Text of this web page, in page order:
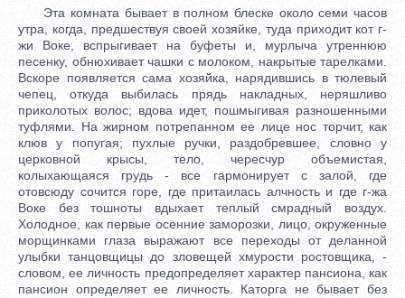
Эта комната бывает в полном блеске около семи часов
утра, когда, предшествуя своей хозяйке, туда приходит кот г-
жи Воке, вспрыгивает на буфеты и, мурлыча утреннюю
песенку, обнюхивает чашки с молоком, накрытые тарелками.
Вскоре появляется сама хозяйка, нарядившись в тюлевый
чепец, откуда выбилась прядь накладных, неряшливо
приколотых волос; вдова идет, пошмыгивая разношенными
туфлями. На жирном потрепанном ее лице нос торчит, как
клюв у попугая; пухлые ручки, раздобревшее, словно у
церковной крысы, тело, чересчур объемистая,
колыхающаяся грудь - все гармонирует с залой, где
отовсюду сочится горе, где притаилась алчность и где г-жа
Воке без тошноты вдыхает теплый смрадный воздух.
Холодное, как первые осенние заморозки, лицо, окруженные
морщинками глаза выражают все переходы от деланной
улыбки танцовщицы до зловещей хмурости ростовщика, -
словом, ее личность предопределяет характер пансиона, как
пансион определяет ее личность. Каторга не бывает без